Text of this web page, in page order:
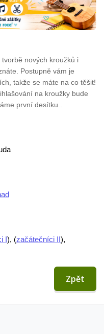
nových kroužků i
Postupně vám je
takže se máte na co těšit!
na kroužky bude
první desítku..
), (začátečníci II ),
Zpět